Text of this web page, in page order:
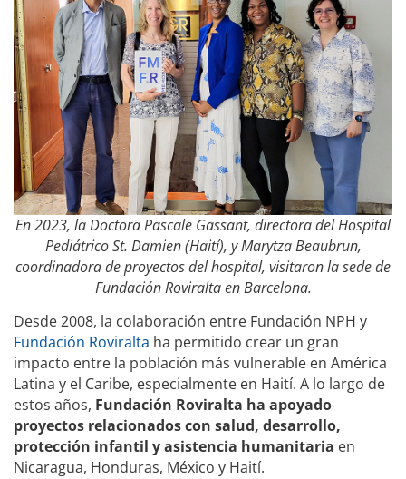
En 2023, la Doctora Pascale Gassant, directora del Hospital
Pediátrico St. Damien (Haití), y Marytza Beaubrun,
coordinadora de proyectos del hospital, visitaron la sede de
Fundación Roviralta en Barcelona.
Desde 2008, la colaboración entre Fundación NPH y
Fundación Roviralta ha permitido crear un gran
impacto entre la población más vulnerable en América
Latina y el Caribe, especialmente en Haití. A lo largo de
estos años, Fundación Roviralta ha apoyado
proyectos relacionados con salud, desarrollo,
protección infantil y asistencia humanitaria en
Nicaragua, Honduras, México y Haití.